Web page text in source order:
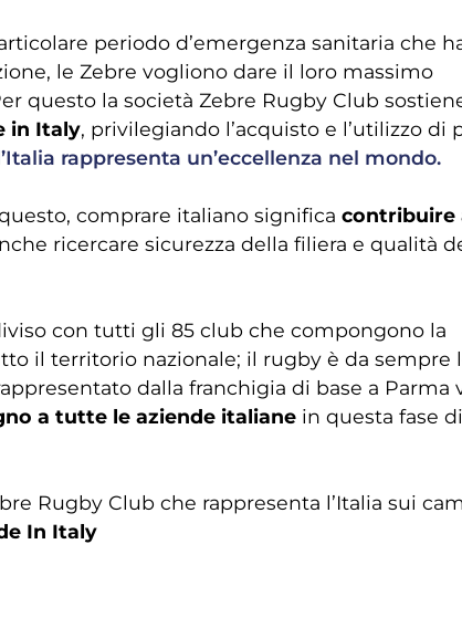
periodo d’emergenza sanitaria che
le Zebre vogliono dare il loro massimo
questo la società Zebre Rugby Club
in Italy, privilegiando l’acquisto e l’utilizzo di
rappresenta un’eccellenza nel mondo.
comprare italiano significa contribuire
ricercare sicurezza della filiera e qualità
con tutti gli 85 club che compongono la
il territorio nazionale; il rugby è da sempre
dalla franchigia di base a Parma
a tutte le aziende italianein questa fase di
Rugby Club che rappresenta l’Italia sui
In Italy